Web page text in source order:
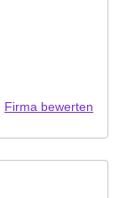
Firma bewerten